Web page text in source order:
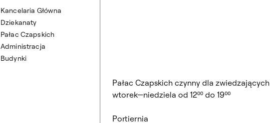
Kancelaria Główna
Dziekanaty
Pałac Czapskich
Administracja
Budynki
Pałac Czapskich czynny dla zwiedzających
wtorek—niedziela od 12⁰⁰ do 19⁰⁰
Portiernia